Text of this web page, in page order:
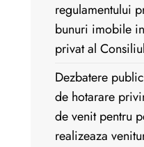
regulamentului
bunuri imobile
privat al
Dezbatere
de hotarare
de venit pentru
realizeaza